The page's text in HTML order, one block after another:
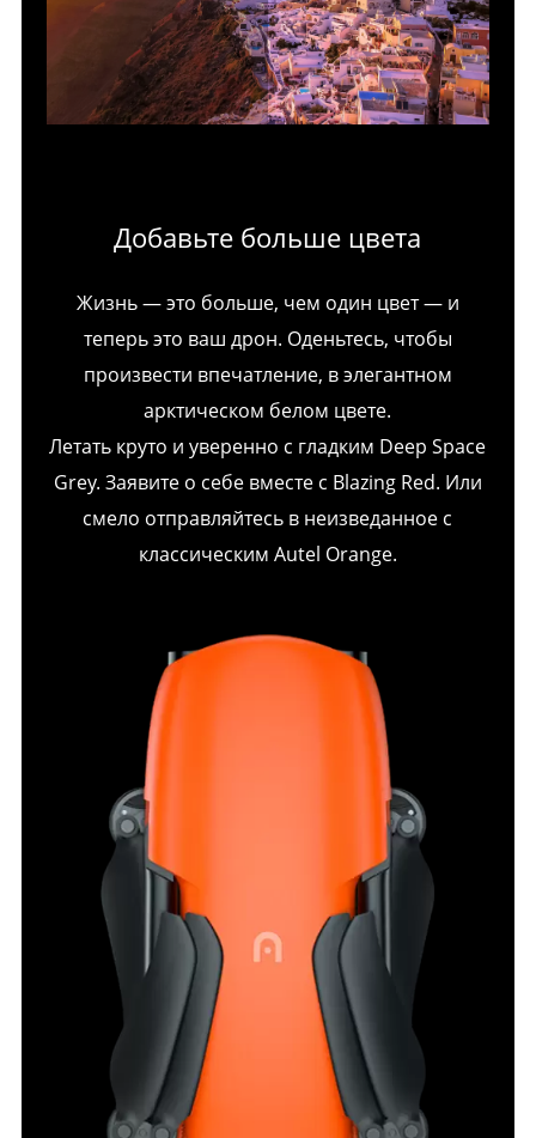
Добавьте больше цвета
Жизнь — это больше, чем один цвет — и
теперь это ваш дрон. Оденьтесь, чтобы
произвести впечатление, в элегантном
арктическом белом цвете.
Летать круто и уверенно с гладким Deep Space
Grey. Заявите о себе вместе с Blazing Red. Или
смело отправляйтесь в неизведанное с
классическим Autel Orange.